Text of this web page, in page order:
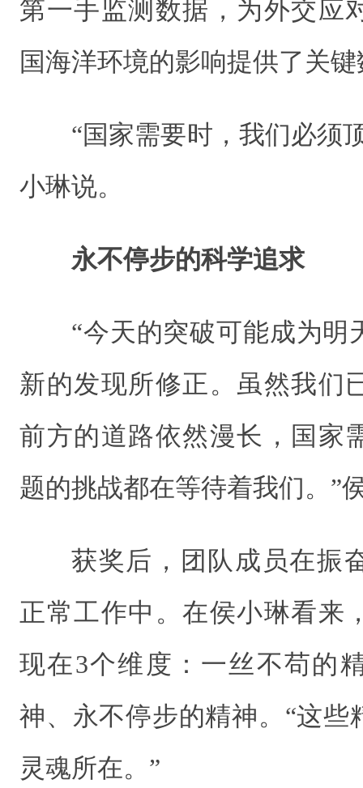
第一手监测数据，为外交应
国海洋环境的影响提供了关
“国家需要时，我们必须
小琳说。
永不停步的科学追求
“今天的突破可能成为明
新的发现所修正。虽然我们
前方的道路依然漫长，国家
题的挑战都在等待着我们。”
获奖后，团队成员在振
正常工作中。在侯小琳看来
现在3个维度：一丝不苟的
神、永不停步的精神。“这些
灵魂所在。”